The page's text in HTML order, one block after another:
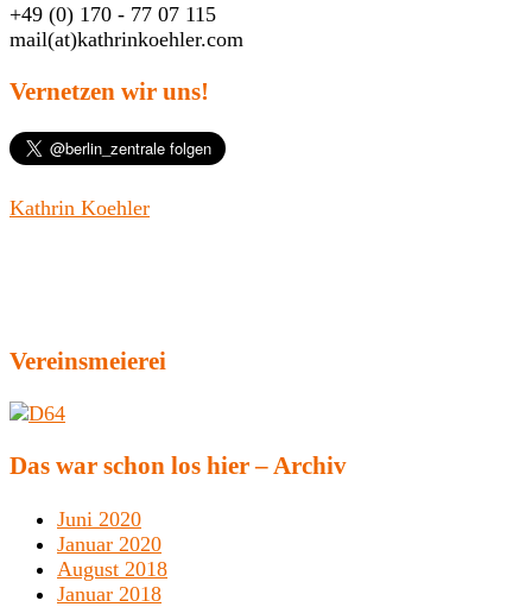
+49 (0) 170 - 77 07 115
mail(at)kathrinkoehler.com
Vernetzen wir uns!
Kathrin Koehler
Vereinsmeierei
Das war schon los hier – Archiv
Juni 2020
Januar 2020
August 2018
Januar 2018